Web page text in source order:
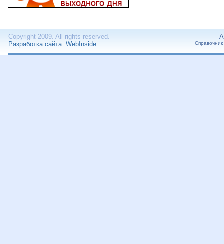
Copyright 2009. All rights reserved.
Разработка сайта: WebInside